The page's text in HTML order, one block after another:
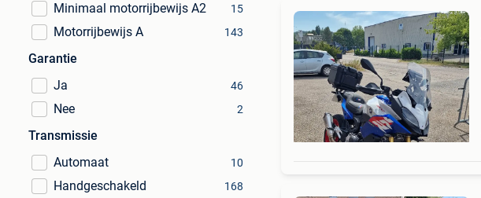
Minimaal motorrijbewijs A2 15
Motorrijbewijs A 143
Garantie
Ja
46
Nee 2
Transmissie
Automaat
10
Handgeschakeld 168